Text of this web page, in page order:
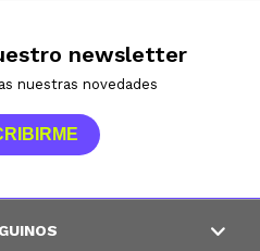
newsletter
nuestras novedades